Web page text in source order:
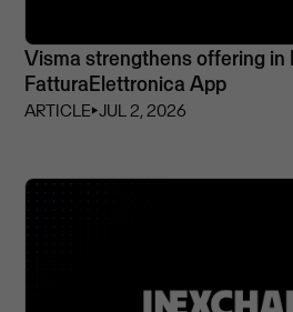
Visma strengthens offering
FatturaElettronica App
ARTICLE⏵JUL 2, 2026